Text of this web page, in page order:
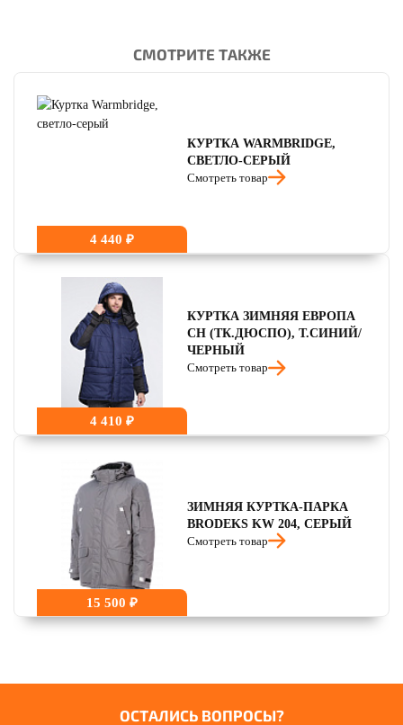
4.5
СМОТРИТЕ ТАКЖЕ
4 440 ₽
КУРТКА WARMBRIDGE,
СВЕТЛО-СЕРЫЙ
Смотреть товар
4 410 ₽
КУРТКА ЗИМНЯЯ ЕВРОПА
CH (ТК.ДЮСПО), Т.СИНИЙ/
ЧЕРНЫЙ
Смотреть товар
15 500 ₽
ЗИМНЯЯ КУРТКА-ПАРКА
BRODEKS KW 204, СЕРЫЙ
Смотреть товар
ОСТАЛИСЬ ВОПРОСЫ?